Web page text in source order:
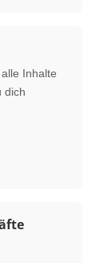
Inhalte
dich